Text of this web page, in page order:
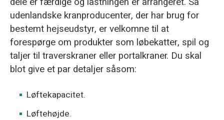
udenlandske kranproducenter, der har brug for
bestemt hejseudstyr, er velkomne til at
forespørge om produkter som løbekatter, spil og
taljer til traverskraner eller portalkraner. Du skal
blot give et par detaljer såsom:
Løftekapacitet.
Løftehøjde.